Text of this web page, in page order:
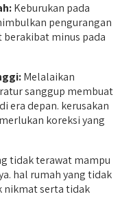
Keburukan pada
pengurangan
berakibat minus pada
Melalaikan
sanggup membuat
era depan. kerusakan
koreksi yang
tidak terawat mampu
hal rumah yang tidak
nikmat serta tidak